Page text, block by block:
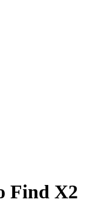
Find X2